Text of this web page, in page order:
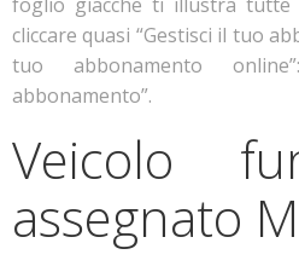
cliccare quasi “Gestisci il tuo
tuo abbonamento
abbonamento”.
Veicolo
assegnato